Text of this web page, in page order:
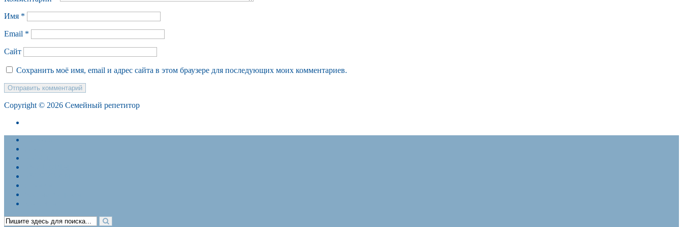
Имя *
Email *
Сайт
Сохранить моё имя, email и адрес сайта в этом браузере для последующих моих комментариев.
Copyright © 2026 Семейный репетитор